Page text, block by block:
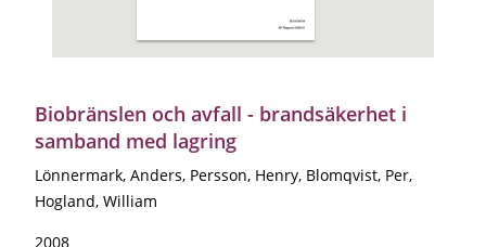
Biobränslen och avfall - brandsäkerhet i
samband med lagring
Lönnermark, Anders, Persson, Henry, Blomqvist, Per,
Hogland, William
2008